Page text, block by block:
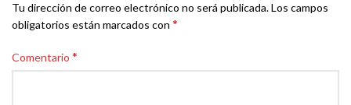
Tu dirección de correo electrónico no será publicada.Los campos
obligatorios están marcados con *
Comentario *